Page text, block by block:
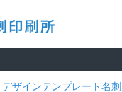
デザインテンプレート名刺